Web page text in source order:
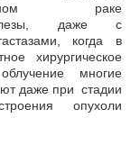
раке
даже с
когда в
хирургическое
многие
даже при стадии
опухоли